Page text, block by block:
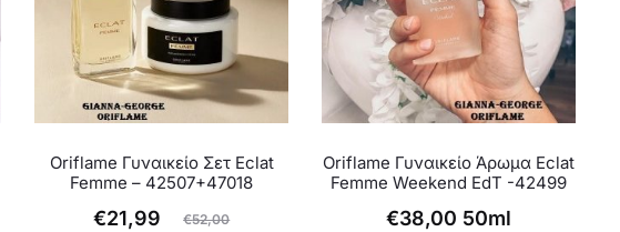
Oriflame Γυναικείο Σετ Eclat
Femme – 42507+47018
€52,00
Original
€21,99
Η
Oriflame Γυναικείο Άρωμα Eclat
Femme Weekend EdT -42499
€38,00 50ml